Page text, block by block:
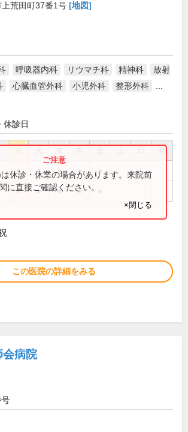
荒田町37番1号 [地図]
呼吸器内科 リウマチ科 精神科
放射
心臓血管外科 小児外科 整形外科
休診日
祝
● ● ● ● ●
● ● ● ●
休診・休業の場合があります。来院前
に直接ご確認ください。
×閉じる
この医院の詳細をみる
会病院